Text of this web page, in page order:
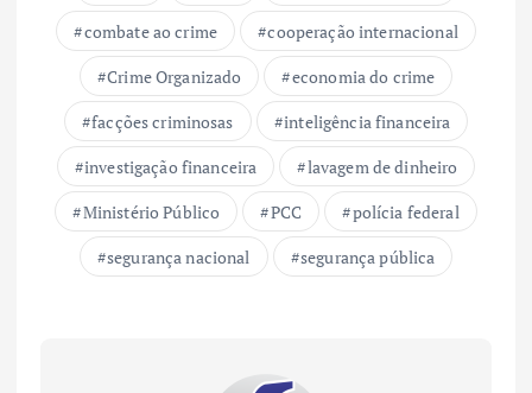
combate ao crime
cooperação internacional
Crime Organizado
economia do crime
facções criminosas
inteligência financeira
investigação financeira
lavagem de dinheiro
Ministério Público
PCC
polícia federal
segurança nacional
segurança pública